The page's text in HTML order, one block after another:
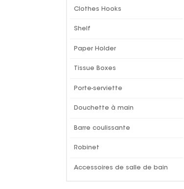
Clothes Hooks
Shelf
Paper Holder
Tissue Boxes
Porte-serviette
Douchette à main
Barre coulissante
Robinet
Accessoires de salle de bain